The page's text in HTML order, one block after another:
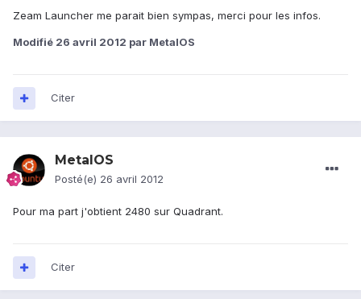
Zeam Launcher me parait bien sympas, merci pour les infos.
Modifié 26 avril 2012 par MetalOS
Citer
MetalOS
Posté(e) 26 avril 2012
Pour ma part j'obtient 2480 sur Quadrant.
Citer